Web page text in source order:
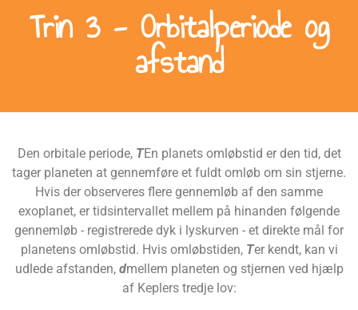
Trin 3 - Orbitalperiode og
afstand
Den orbitale periode, TEn planets omløbstid er den tid, det
tager planeten at gennemføre et fuldt omløb om sin stjerne.
Hvis der observeres flere gennemløb af den samme
exoplanet, er tidsintervallet mellem på hinanden følgende
gennemløb - registrerede dyk i lyskurven - et direkte mål for
planetens omløbstid. Hvis omløbstiden, Ter kendt, kan vi
udlede afstanden, dmellem planeten og stjernen ved hjælp
af Keplers tredje lov: